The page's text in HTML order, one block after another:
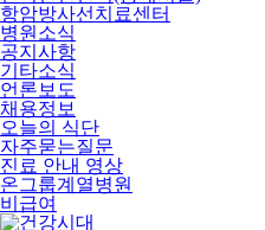
항암방사선치료센터
병원소식
공지사항
기타소식
언론보도
채용정보
오늘의 식단
자주묻는질문
진료 안내 영상
온그룹계열병원
비급여